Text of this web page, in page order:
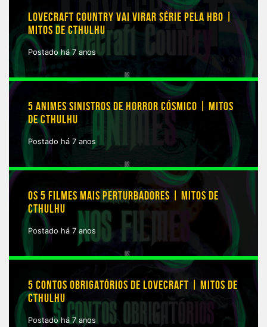
LOVECRAFT COUNTRY VAI VIRAR SÉRIE PELA HBO |
MITOS DE CTHULHU
Postado há 7 anos
5 ANIMES SINISTROS DE HORROR CÓSMICO | MITOS
DE CTHULHU
Postado há 7 anos
OS 5 FILMES MAIS PERTURBADORES | MITOS DE
CTHULHU
Postado há 7 anos
5 CONTOS OBRIGATÓRIOS DE LOVECRAFT | MITOS DE
CTHULHU
Postado há 7 anos